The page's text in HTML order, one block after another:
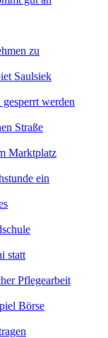
zu
Saulsiek
werden
Straße
Marktplatz
ein
statt
Pflegearbeit
Börse